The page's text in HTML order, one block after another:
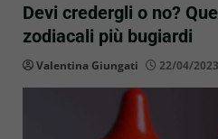
Devi credergli o no?
zodiacali più bugiardi
Valentina Giungati 22/04/2023